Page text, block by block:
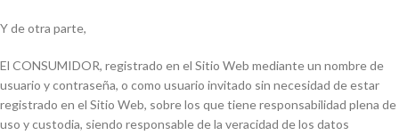
Y de otra parte,
El CONSUMIDOR, registrado en el Sitio Web mediante un nombre de
usuario y contraseña, o como usuario invitado sin necesidad de estar
registrado en el Sitio Web, sobre los que tiene responsabilidad plena de
uso y custodia, siendo responsable de la veracidad de los datos